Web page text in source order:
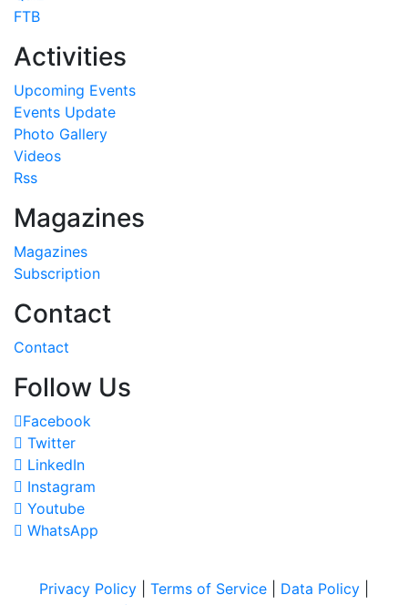
FTB
Activities
Upcoming Events
Events Update
Photo Gallery
Videos
Rss
Magazines
Magazines
Subscription
Contact
Contact
Follow Us
Facebook
Twitter
LinkedIn
Instagram
Youtube
WhatsApp
Privacy Policy Terms of Service Data Policy